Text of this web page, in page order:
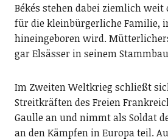
Békés stehen dabei ziemlich weit
für die kleinbürgerliche Familie,
hineingeboren wird.
gar Elsässer in seinem
Im Zweiten Weltkrieg schließt
Streitkräften des Freien
Gaulle an und nimmt als Soldat
an den Kämpfen in Europa teil.